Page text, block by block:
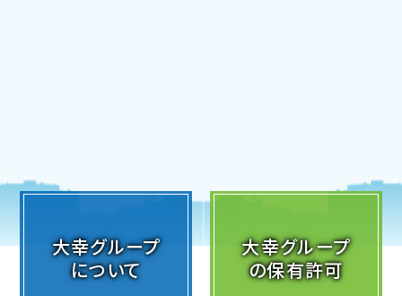
大幸グループ
について
大幸グループ
の保有許可